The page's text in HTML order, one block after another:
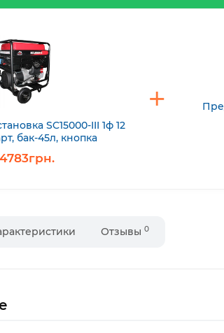
SC15000-III 1ф 12
бак-45л, кнопка
Отзывы 0